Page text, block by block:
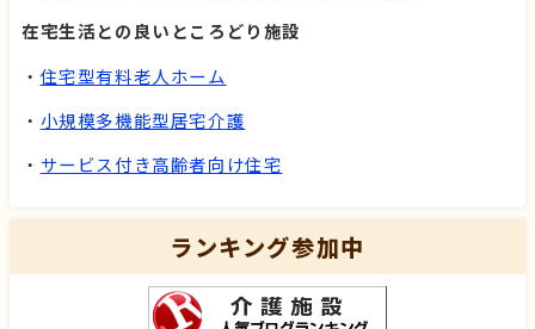
在宅生活との良いところどり施設
・ 住宅型有料老人ホーム
・ 小規模多機能型居宅介護
・ サービス付き高齢者向け住宅
ランキング参加中